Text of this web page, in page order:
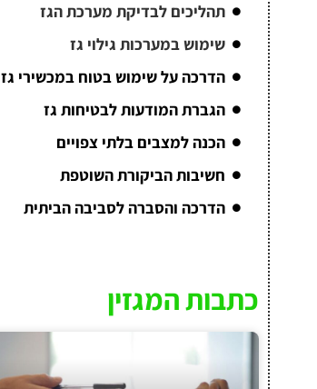
תהליכים לבדיקת מערכת הגז
שימוש במערכות גילוי גז
הדרכה על שימוש בטוח במכשירי גז
הגברת המודעות לבטיחות גז
הכנה למצבים בלתי צפויים
חשיבות הביקורת השוטפת
הדרכה והסברה לסביבה הביתית
כתבות המגזין